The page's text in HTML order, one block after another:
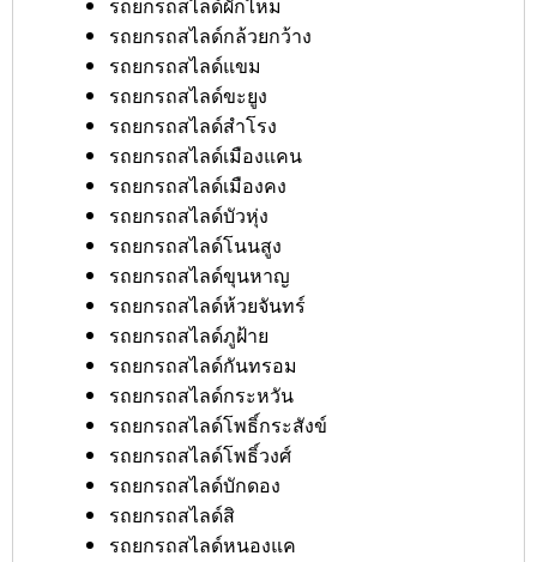
รถยกรถสไลด์กล้วยกว้าง
รถยกรถสไลด์แขม
รถยกรถสไลด์ขะยูง
รถยกรถสไลด์สำโรง
รถยกรถสไลด์เมืองแคน
รถยกรถสไลด์เมืองคง
รถยกรถสไลด์บัวหุ่ง
รถยกรถสไลด์โนนสูง
รถยกรถสไลด์ขุนหาญ
รถยกรถสไลด์ห้วยจันทร์
รถยกรถสไลด์ภูฝ้าย
รถยกรถสไลด์กันทรอม
รถยกรถสไลด์กระหวัน
รถยกรถสไลด์โพธิ์กระสังข์
รถยกรถสไลด์โพธิ์วงศ์
รถยกรถสไลด์บักดอง
รถยกรถสไลด์สิ
รถยกรถสไลด์หนองแค